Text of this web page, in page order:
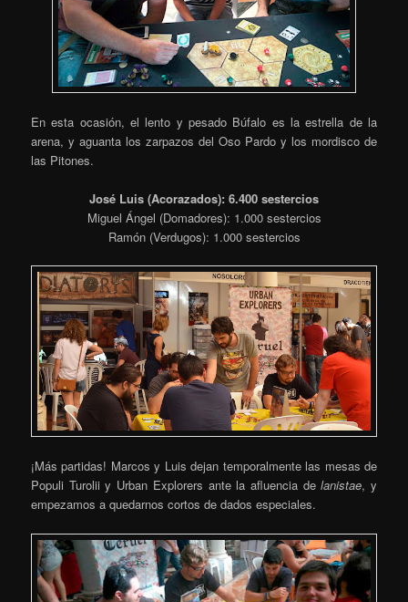
En esta ocasión, el lento y pesado Búfalo es la estrella de la
arena, y aguanta los zarpazos del Oso Pardo y los mordisco de
las Pitones.
José Luis (Acorazados): 6.400 sestercios
Miguel Ángel (Domadores): 1.000 sestercios
Ramón (Verdugos): 1.000 sestercios
¡Más partidas! Marcos y Luis dejan temporalmente las mesas de
Populi Turolii y Urban Explorers ante la afluencia delanistae, y
empezamos a quedarnos cortos de dados especiales.